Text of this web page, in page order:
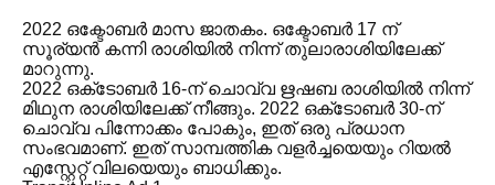
2022 ഒക്ടോബർ മാസ ജാതകം. ഒക്ടോബർ 17 ന്
സൂര്യൻ കന്നി രാശിയിൽ നിന്ന് തുലാരാശിയിലേക്ക്
മാറുന്നു.
2022 ഒക്‌ടോബർ 16-ന് ചൊവ്വ ഋഷബ രാശിയിൽ നിന്ന്
മിഥുന രാശിയിലേക്ക് നീങ്ങും. 2022 ഒക്‌ടോബർ 30-ന്
ചൊവ്വ പിന്നോക്കം പോകും, ഇത് ഒരു പ്രധാന
സംഭവമാണ്. ഇത് സാമ്പത്തിക വളർച്ചയെയും റിയൽ
എസ്റ്റേറ്റ് വിലയെയും ബാധിക്കും.